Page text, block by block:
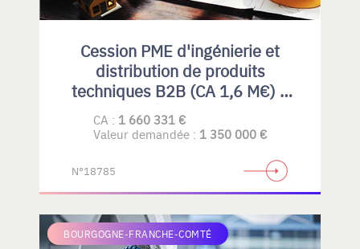
Cession PME d'ingénierie et
distribution de produits
techniques B2B (CA 1,6 M€) –
Rhône-Alpes
CA : 1 660 331 €
Valeur demandée : 1 350 000 €
N°18785
BOURGOGNE-FRANCHE-COMTÉ